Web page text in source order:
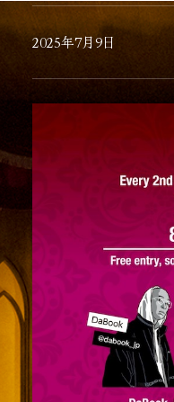
2025年7月9日